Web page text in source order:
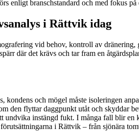
enligt branschstandard och med fokus
i Rättvik idag
vid behov, kontroll av
där det krävs och tar fram en
och mögel måste isoleringen
den flyttar daggpunkt utåt och skyddar
instängd fukt. I många fall blir
i Rättvik – från sjönära